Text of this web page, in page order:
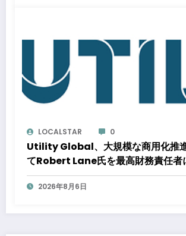
LOCALSTAR 0
Utility Global、大規模な商用化推
てRobert Lane氏を最高財務責任者
2026年8月6日